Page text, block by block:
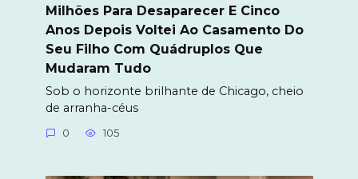
Milhões Para Desaparecer E Cinco
Anos Depois Voltei Ao Casamento Do
Seu Filho Com Quádruplos Que
Mudaram Tudo
Sob o horizonte brilhante de Chicago, cheio
de arranha-céus
0 105